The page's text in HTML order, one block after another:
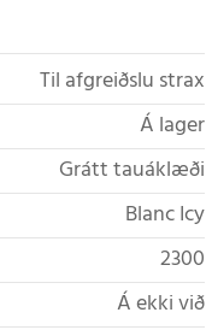
Til afgreiðslu strax
Á lager
Grátt tauáklæði
Blanc Icy
2300
Á ekki við